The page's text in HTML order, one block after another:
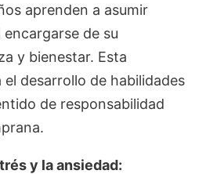
aprenden a asumir
de su
y bienestar. Esta
desarrollo de habilidades
de responsabilidad
y la ansiedad: